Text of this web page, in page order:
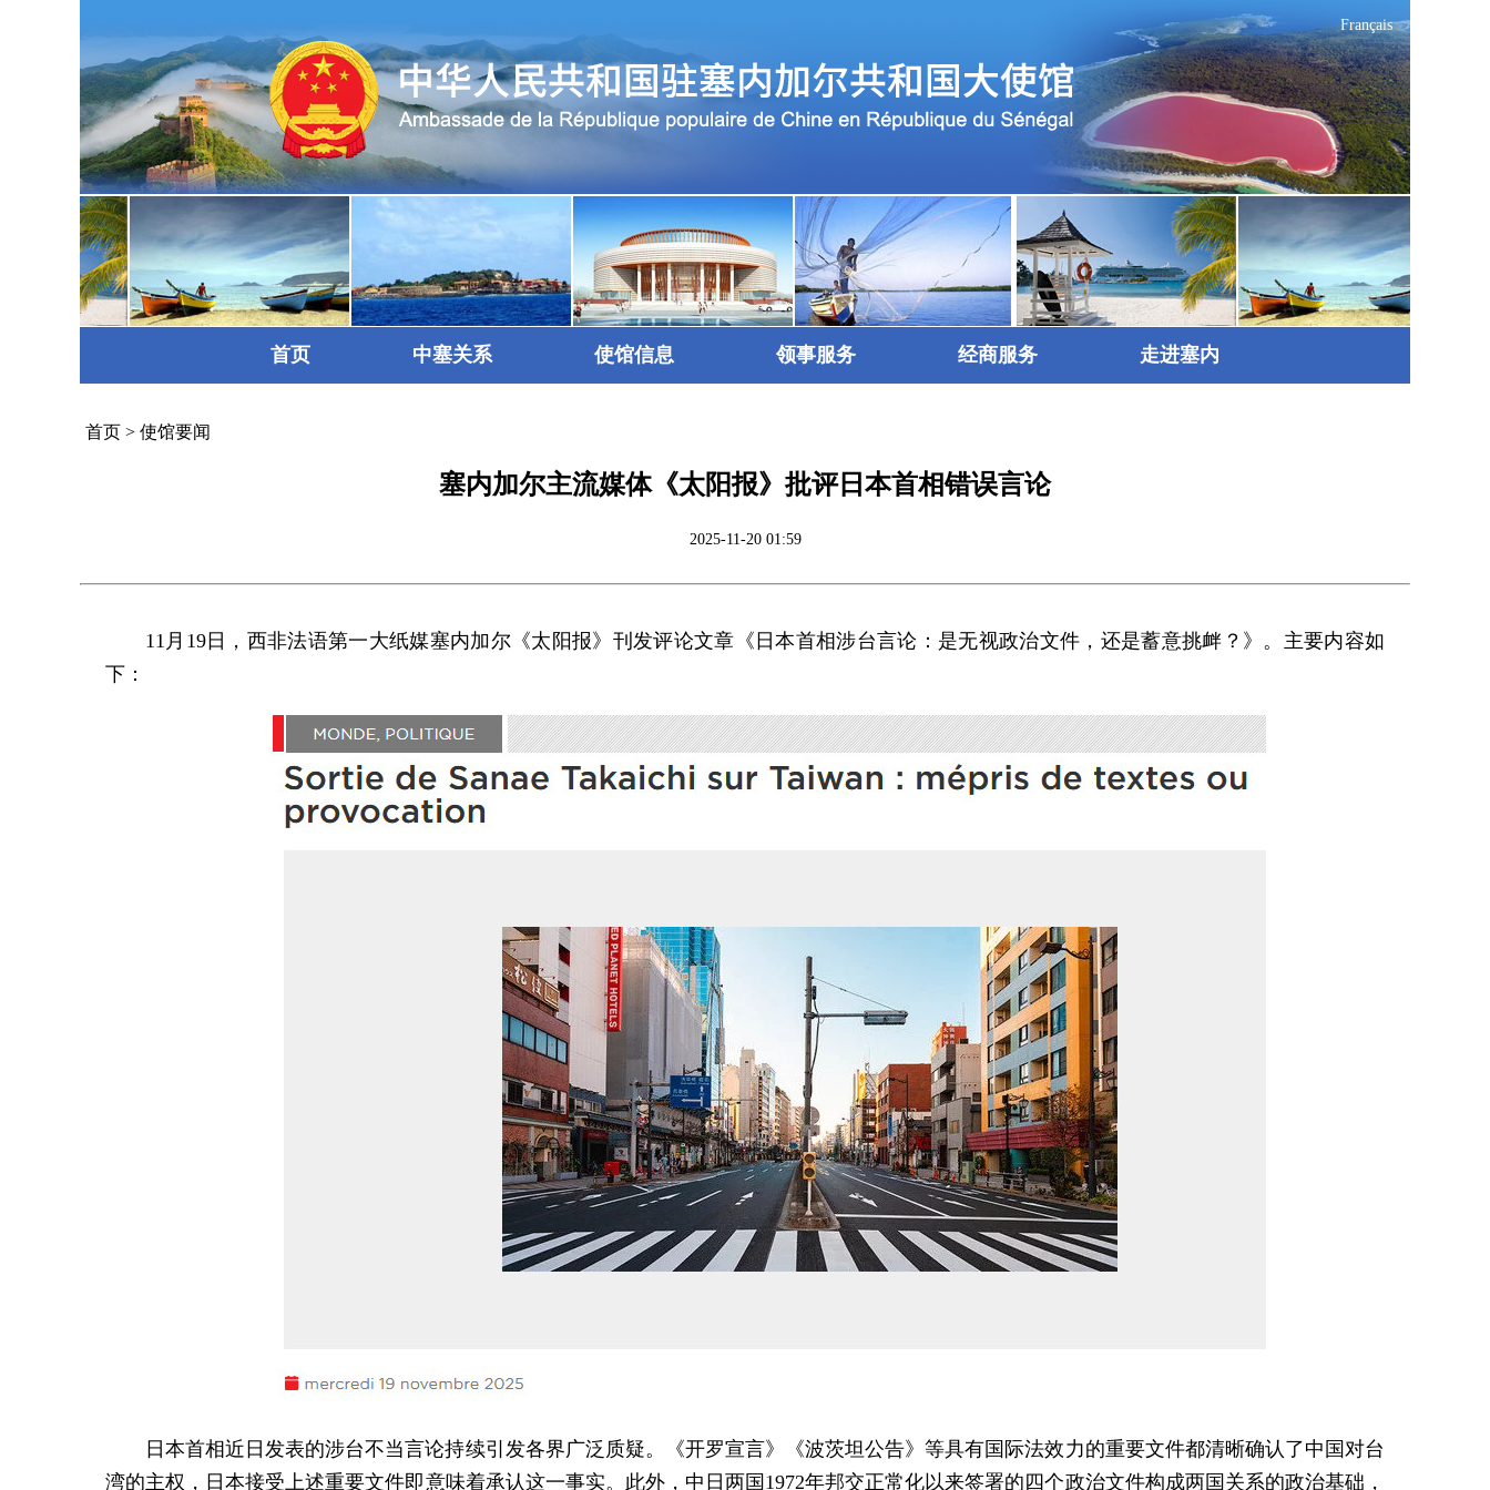
Français
首页 中塞关系 使馆信息 领事服务 经商服务 走进塞内
首页 > 使馆要闻
塞内加尔主流媒体《太阳报》批评日本首相错误言论
2025-11-20 01:59
11月19日，西非法语第一大纸媒塞内加尔《太阳报》刊发评论文章《日本首相涉台言论：是无视政治文件，还是蓄意挑衅？》。主要内容如
下：
日本首相近日发表的涉台不当言论持续引发各界广泛质疑。《开罗宣言》《波茨坦公告》等具有国际法效力的重要文件都清晰确认了中国对台
湾的主权，日本接受上述重要文件即意味着承认这一事实。此外，中日两国1972年邦交正常化以来签署的四个政治文件构成两国关系的政治基础，